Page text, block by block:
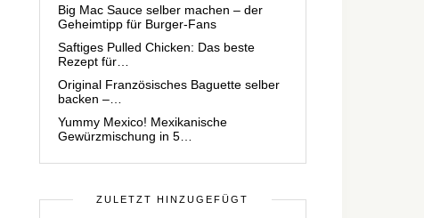
Big Mac Sauce selber machen – der
Geheimtipp für Burger-Fans
Saftiges Pulled Chicken: Das beste
Rezept für…
Original Französisches Baguette selber
backen –…
Yummy Mexico! Mexikanische
Gewürzmischung in 5…
ZULETZT HINZUGEFÜGT